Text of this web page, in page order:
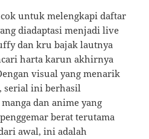
untuk melengkapi daftar
diadaptasi menjadi live
dan kru bajak lautnya
harta karun akhirnya
visual yang menarik
serial ini berhasil
dan anime yang
berat terutama
awal, ini adalah